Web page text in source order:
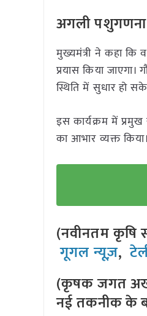
अगली
मुख्यमंत्री ने कहा कि
प्रयास किया
स्थिति में सुधार हो
इस कार्यक्रम में
का आभार व्यक्त किया।
(नवीनतम
गूगल न्यूज़,
(कृषक जगत
नई तकनीक के